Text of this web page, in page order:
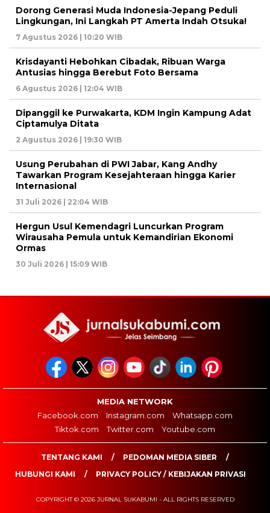
Dorong Generasi Muda Indonesia-Jepang Peduli
Lingkungan, Ini Langkah PT Amerta Indah Otsuka!
7 Agustus 2026 | 10:20 WIB
Krisdayanti Hebohkan Cibadak, Ribuan Warga
Antusias hingga Berebut Foto Bersama
6 Agustus 2026 | 12:04 WIB
Dipanggil ke Purwakarta, KDM Ingin Kampung Adat
Ciptamulya Ditata
2 Agustus 2026 | 19:30 WIB
Usung Perubahan di PWI Jabar, Kang Andhy
Tawarkan Program Kesejahteraan hingga Karier
Internasional
31 Juli 2026 | 22:04 WIB
Hergun Usul Kemendagri Luncurkan Program
Wirausaha Pemula untuk Kemandirian Ekonomi
Ormas
30 Juli 2026 | 15:09 WIB
MEDIA NETWORK
Facebook.com
Instagram.com
Whatsapp.com
Tiktok.com
Twitter.com Youtube.com
TENTANG KAMI
PEDOMAN MEDIA SIBER
HUBUNGI KAMI
PRIVACY POLICY / KEBIJAKAN PRIVASI
COPYRIGHT © 2026 JURNAL SUKABUMI - ALL RIGHTS RESERVED